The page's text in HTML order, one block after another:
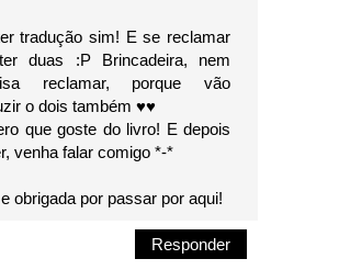
tradução sim! E se reclamar
duas :P Brincadeira, nem
reclamar, porque vão
o dois também ♥♥
que goste do livro! E depois
venha falar comigo *-*
obrigada por passar por aqui!
Responder